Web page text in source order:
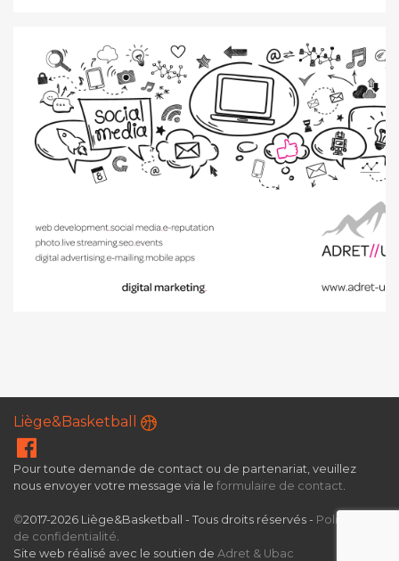
Liège&Basketball
Pour toute demande de contact ou de partenariat, veuillez
nous envoyer votre message via le formulaire de contact
©2017-2026 Liège&Basketball - Tous droits réservés - Politique
de confidentialité
Site web réalisé avec le soutien de Adret & Ubac